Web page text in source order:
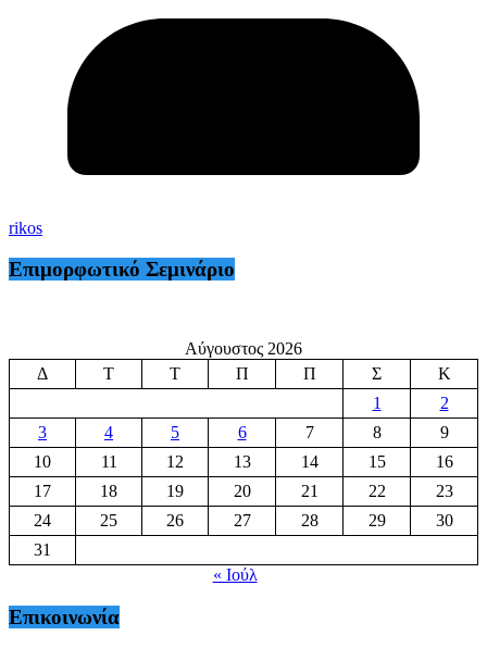
rikos
Επιμορφωτικό Σεμινάριο
Αύγουστος 2026
Δ
Τ Τ Π Π Σ
Κ
1
2
3
4 5 6 7 8
9
10
11 12 13 14 15
16
17
18 19 20 21 22
23
24
25 26 27 28 29
30
31
« Ιούλ
Επικοινωνία